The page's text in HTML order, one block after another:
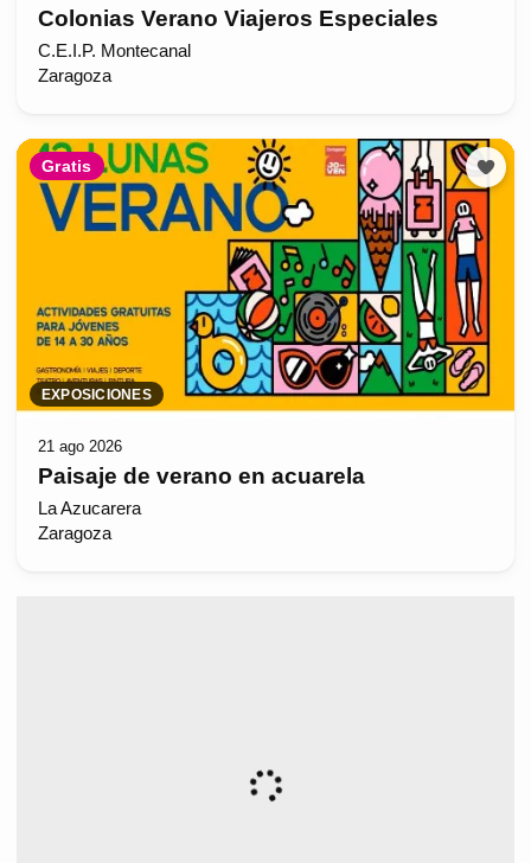
Colonias Verano Viajeros Especiales
C.E.I.P. Montecanal
Zaragoza
Gratis
EXPOSICIONES
21 ago 2026
Paisaje de verano en acuarela
La Azucarera
Zaragoza